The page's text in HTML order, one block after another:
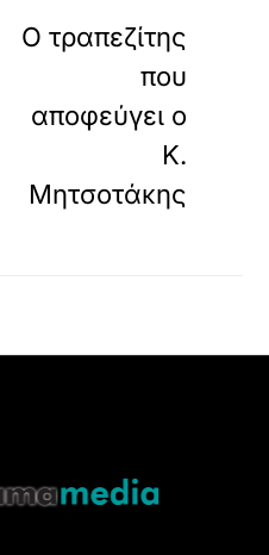
Ο τραπεζίτης
που
αποφεύγει ο
Κ.
Μητσοτάκης
Top